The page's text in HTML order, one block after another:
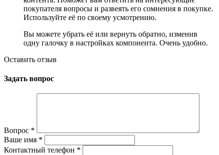
покупателя вопросы и развеять его сомнения в покупке.
Используйте её по своему усмотрению.
Вы можете убрать её или вернуть обратно, изменив
одну галочку в настройках компонента. Очень удобно.
Оставить отзыв
Задать вопрос
Вопрос *
Ваше имя *
Контактный телефон *